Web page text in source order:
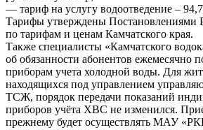
— тариф на услугу водоотведение –
Тарифы утверждены Постановлениями
по тарифам и ценам Камчатского края.
Также специалисты «Камчатского
об обязанности абонентов ежемесячно
приборам учета холодной воды. Для
находящихся под управлением
ТСЖ, порядок передачи показаний
приборов учёта ХВС не изменился.
прежнему будет осуществлять МАУ